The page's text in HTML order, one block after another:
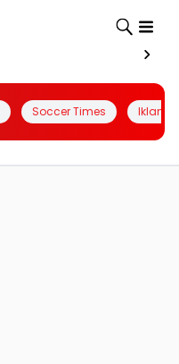
Soccer Times Iklanin